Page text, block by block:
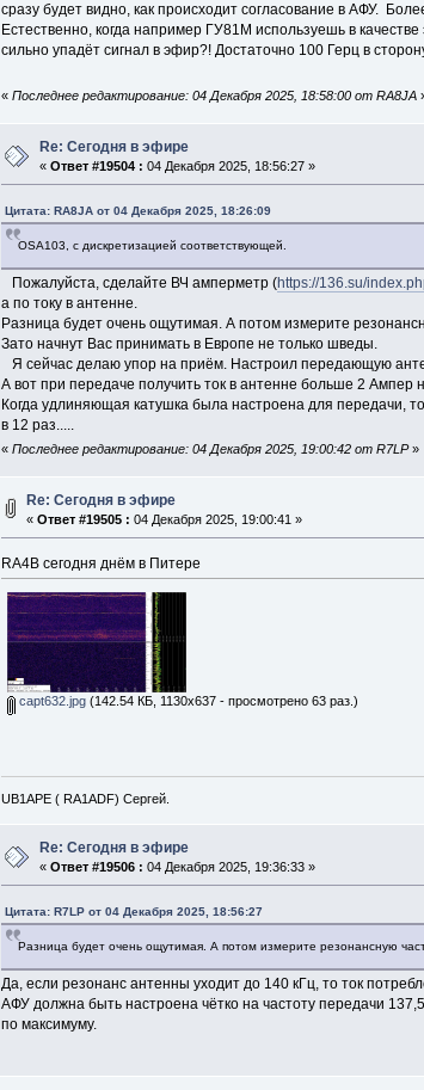
сразу будет видно, как происходит согласование в АФУ.
Естественно, когда например ГУ81М используешь в
сильно упадёт сигнал в эфир?! Достаточно 100 Герц в
« Последнее редактирование: 04 Декабря 2025, 18:58:00 от RA8JA
Re: Сегодня в эфире
«Ответ #19504 : 04 Декабря 2025, 18:56:27 »
Цитата: RA8JA от 04 Декабря 2025, 18:26:09
OSA103, с дискретизацией соответствующей.
Пожалуйста, сделайте ВЧ амперметр (https://136.su/
а по току в антенне.
Разница будет очень ощутимая. А потом измерите
Зато начнут Вас принимать в Европе не только шведы.
Я сейчас делаю упор на приём. Настроил передающую
А вот при передаче получить ток в антенне больше 2 Ампер
Когда удлиняющая катушка была настроена для передачи,
в 12 раз.....
« Последнее редактирование: 04 Декабря 2025, 19:00:42 от R7LP»
Re: Сегодня в эфире
«Ответ #19505 : 04 Декабря 2025, 19:00:41 »
RA4B сегодня днём в Питере
capt632.jpg (142.54 КБ, 1130x637 - просмотрено 63 раз.)
UB1APE ( RA1ADF) Сергей.
Re: Сегодня в эфире
«Ответ #19506 : 04 Декабря 2025, 19:36:33 »
Цитата: R7LP от 04 Декабря 2025, 18:56:27
Разница будет очень ощутимая. А потом измерите резонансную
Да, если резонанс антенны уходит до 140 кГц, то ток
АФУ должна быть настроена чётко на частоту передачи
по максимуму.